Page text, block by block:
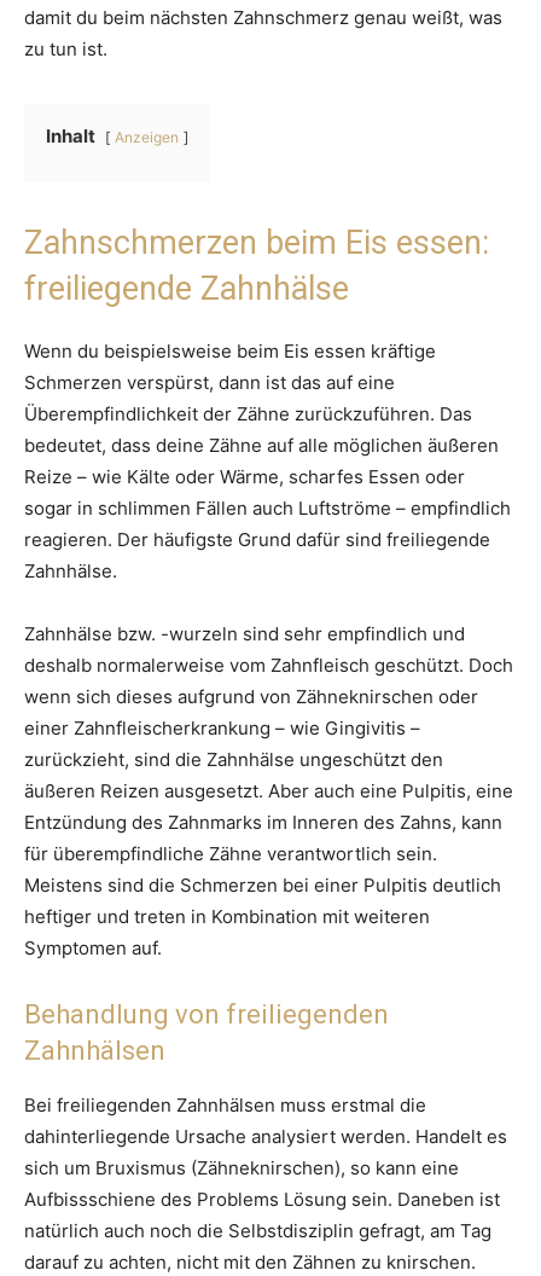
damit du beim nächsten Zahnschmerz genau weißt, was
zu tun ist.
Inhalt Anzeigen
Zahnschmerzen beim Eis essen:
freiliegende Zahnhälse
Wenn du beispielsweise beim Eis essen kräftige
Schmerzen verspürst, dann ist das auf eine
Überempfindlichkeit der Zähne zurückzuführen. Das
bedeutet, dass deine Zähne auf alle möglichen äußeren
Reize – wie Kälte oder Wärme, scharfes Essen oder
sogar in schlimmen Fällen auch Luftströme – empfindlich
reagieren. Der häufigste Grund dafür sind freiliegende
Zahnhälse.
Zahnhälse bzw. -wurzeln sind sehr empfindlich und
deshalb normalerweise vom Zahnfleisch geschützt. Doch
wenn sich dieses aufgrund von Zähneknirschen oder
einer Zahnfleischerkrankung – wie Gingivitis –
zurückzieht, sind die Zahnhälse ungeschützt den
äußeren Reizen ausgesetzt. Aber auch eine Pulpitis, eine
Entzündung des Zahnmarks im Inneren des Zahns, kann
für überempfindliche Zähne verantwortlich sein.
Meistens sind die Schmerzen bei einer Pulpitis deutlich
heftiger und treten in Kombination mit weiteren
Symptomen auf.
Behandlung von freiliegenden
Zahnhälsen
Bei freiliegenden Zahnhälsen muss erstmal die
dahinterliegende Ursache analysiert werden. Handelt es
sich um Bruxismus (Zähneknirschen), so kann eine
Aufbissschiene des Problems Lösung sein. Daneben ist
natürlich auch noch die Selbstdisziplin gefragt, am Tag
darauf zu achten, nicht mit den Zähnen zu knirschen.